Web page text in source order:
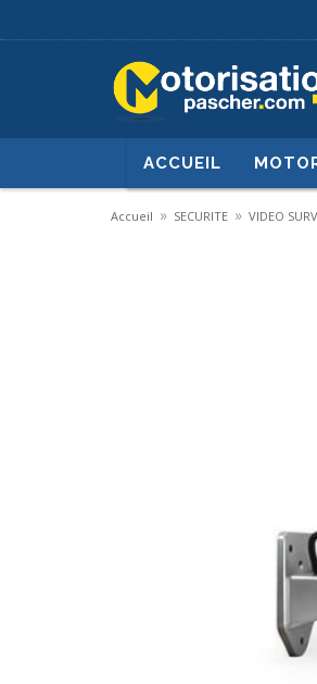
ACCUEIL
Accueil » SECURITE » VIDEO